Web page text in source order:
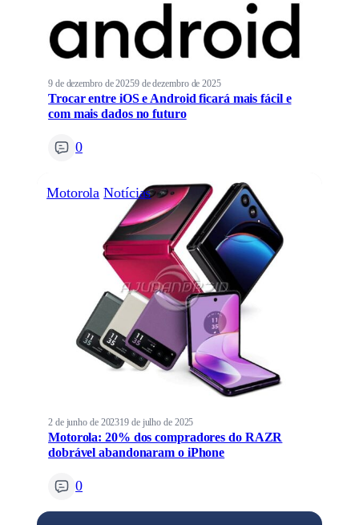
9 de dezembro de 20259 de dezembro de 2025
Trocar entre iOS e Android ficará mais fácil e
com mais dados no futuro
0
Motorola Notícias
2 de junho de 202319 de julho de 2025
Motorola: 20% dos compradores do RAZR
dobrável abandonaram o iPhone
0